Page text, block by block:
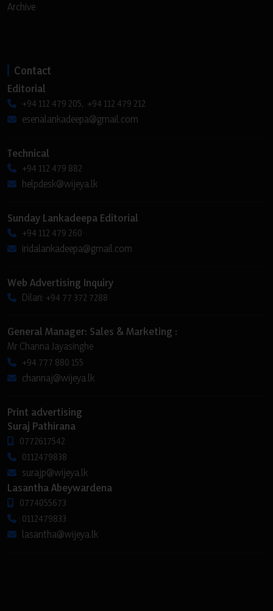
Archive
Contact
Editorial
+94 112 479 205, +94 112 479 212
esenalankadeepa@gmail.com
Technical
+94 112 479 882
helpdesk@wijeya.lk
Sunday Lankadeepa Editorial
+94 112 479 260
iridalankadeepa@gmail.com
Web Advertising Inquiry
Dilan: +94 77 372 7288
General Manager: Sales & Marketing :
Mr Channa Jayasinghe
+94 777 880 155
channaj@wijeya.lk
Print advertising
Suraj Pathirana
0772617542
0112479838
surajp@wijeya.lk
Lasantha Abeywardena
0774055673
0112479833
lasantha@wijeya.lk